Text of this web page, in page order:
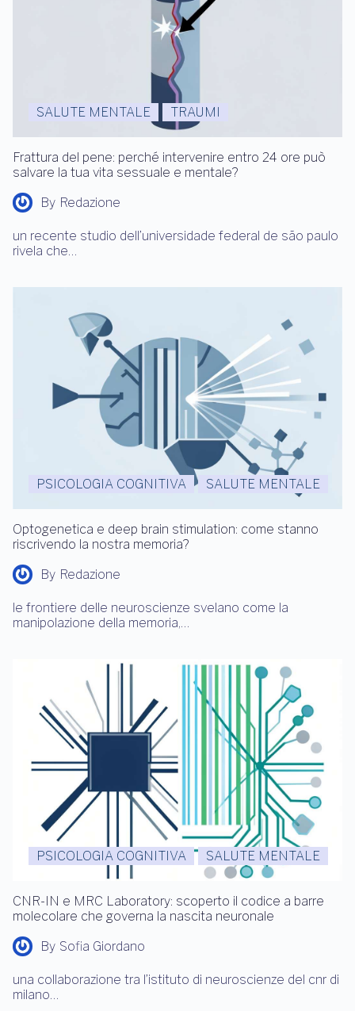
SALUTE MENTALE TRAUMI
Frattura del pene: perché intervenire entro 24 ore può
salvare la tua vita sessuale e mentale?
By Redazione
un recente studio dell’universidade federal de são paulo
rivela che…
PSICOLOGIA COGNITIVA SALUTE MENTALE
Optogenetica e deep brain stimulation: come stanno
riscrivendo la nostra memoria?
By Redazione
le frontiere delle neuroscienze svelano come la
manipolazione della memoria,…
PSICOLOGIA COGNITIVA SALUTE MENTALE
CNR-IN e MRC Laboratory: scoperto il codice a barre
molecolare che governa la nascita neuronale
By Sofia Giordano
una collaborazione tra l’istituto di neuroscienze del cnr di
milano…